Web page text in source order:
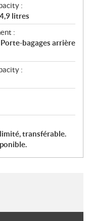
:
litres
:
bagages arrière
:
transférable.